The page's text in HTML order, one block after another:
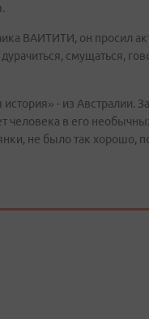
ВАИТИТИ, он просил
смущаться,
- из Австралии.
человека в его
не было так хорошо,